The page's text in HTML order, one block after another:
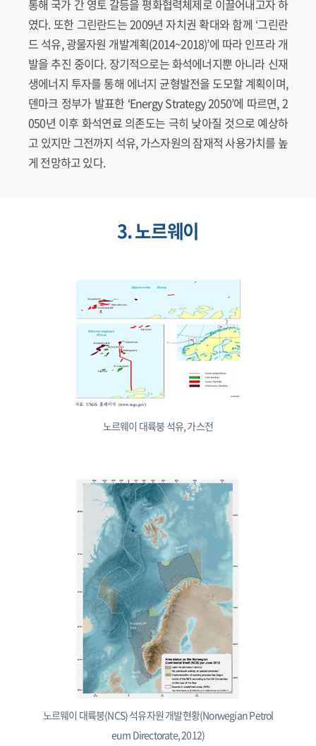
통해 국가 간 영토 갈등을 평화협력체제로 이끌어내고자 하
였다. 또한 그린란드는 2009년 자치권 확대와 함께 ‘그린란
드 석유, 광물자원 개발계획(2014~2018)’에 따라 인프라 개
발을 추진 중이다. 장기적으로는 화석에너지뿐 아니라 신재
생에너지 투자를 통해 에너지 균형발전을 도모할 계획이며,
덴마크 정부가 발표한 ‘Energy Strategy 2050’에 따르면, 2
050년 이후 화석연료 의존도는 극히 낮아질 것으로 예상하
고 있지만 그전까지 석유, 가스자원의 잠재적 사용가치를 높
게 전망하고 있다.
3. 노르웨이
노르웨이 대륙붕 석유, 가스전
노르웨이 대륙붕(NCS) 석유자원 개발현황(Norwegian Petrol
eum Directorate, 2012)